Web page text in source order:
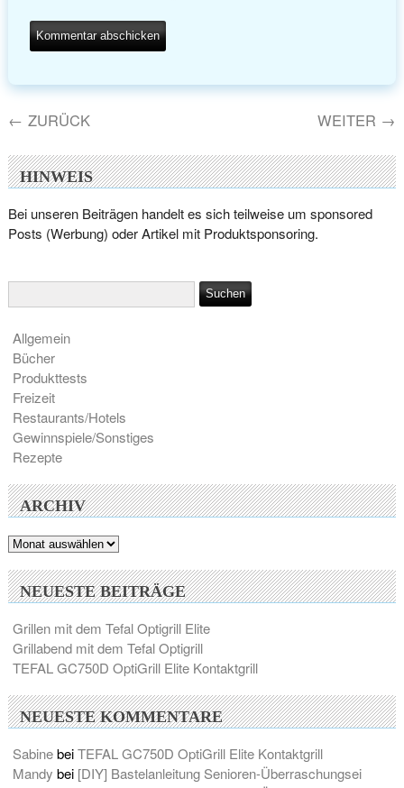
← ZURÜCK WEITER →
HINWEIS
Bei unseren Beiträgen handelt es sich teilweise um sponsored
Posts (Werbung) oder Artikel mit Produktsponsoring.
Allgemein
Bücher
Produkttests
Freizeit
Restaurants/Hotels
Gewinnspiele/Sonstiges
Rezepte
ARCHIV
Archiv
NEUESTE BEITRÄGE
Grillen mit dem Tefal Optigrill Elite
Grillabend mit dem Tefal Optigrill
TEFAL GC750D OptiGrill Elite Kontaktgrill
NEUESTE KOMMENTARE
SabinebeiTEFAL GC750D OptiGrill Elite Kontaktgrill
Mandy bei [DIY] Bastelanleitung Senioren-Überraschungsei